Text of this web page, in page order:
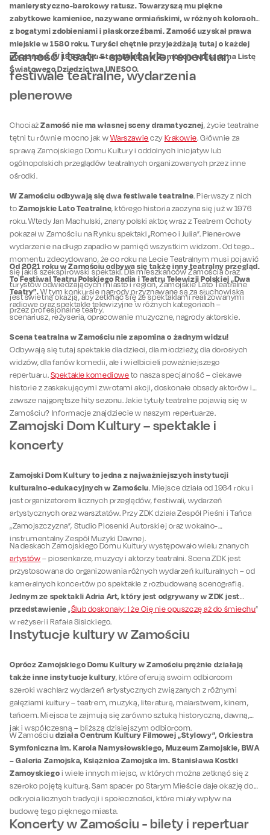
manierystyczno-barokowy ratusz. Towarzyszą mu piękne
zabytkowe kamienice, nazywane ormiańskimi, w różnych kolorach
z bogatymi zdobieniami i płaskorzeźbami. Zamość uzyskał prawa
miejskie w 1580 roku. Turyści chętnie przyjeżdżają tutaj o każdej
porze roku. W 1992 roku Stare Miasto w Zamościu wpisano na Listę
Światowego Dziedzictwa UNESCO.
Zamość i teatr – spektakle, repertuar,
festiwale teatralne, wydarzenia
plenerowe
ChociażZamość nie ma własnej sceny dramatycznej, życie teatralne
tętni tu równie mocno jak wWarszawie czy Krakowie. Głównie za
sprawą Zamojskiego Domu Kultury i oddolnych inicjatyw lub
ogólnopolskich przeglądów teatralnych organizowanych przez inne
ośrodki.
W Zamościu odbywają się dwa festiwale teatralne. Pierwszy z nich
to Zamojskie Lato Teatralne, którego historia zaczyna się już w 1976
roku. Wtedy Jan Machulski, znany polski aktor, wraz z Teatrem Ochoty
pokazał w Zamościu na Rynku spektakl „Romeo i Julia”. Plenerowe
wydarzenie na długo zapadło w pamięć wszystkim widzom. Od tego
momentu zdecydowano, że co roku na Lecie Teatralnym musi pojawić
się jakiś szekspirowski spektakl. Dla mieszkańców Zamościa oraz
turystów odwiedzających miasto i region, Zamojskie Lato Teatralne
jest świetną okazją, aby zetknąć się ze spektaklami realizowanymi
przez profesjonalne teatry.
Od 2021 roku w Zamościu odbywa się także inny teatralny przegląd.
To Festiwal Teatru Polskiego Radia i Teatru Telewizji Polskiej „Dwa
Teatry”.W tym konkursie nagrody przyznawane są za słuchowiska
radiowe oraz spektakle telewizyjne w różnych kategoriach –
scenariusz, reżyseria, opracowanie muzyczne, nagrody aktorskie.
Scena teatralna w Zamościu nie zapomina o żadnym widzu!
Odbywają się tutaj spektakle dla dzieci, dla młodzieży, dla dorosłych
widzów, dla fanów komedii, ale i wielbicieli poważniejszego
repertuaru. Spektakle komediowe to nasza specjalność – ciekawe
historie z zaskakującymi zwrotami akcji, doskonałe obsady aktorów i
zawsze najgorętsze hity sezonu. Jakie tytuły teatralne pojawią się w
Zamościu? Informacje znajdziecie w naszym repertuarze.
Zamojski Dom Kultury – spektakle i
koncerty
Zamojski Dom Kultury to jedna z najważniejszych instytucji
kulturalno-edukacyjnych w Zamościu. Miejsce działa od 1964 roku i
jest organizatorem licznych przeglądów, festiwali, wydarzeń
artystycznych oraz warsztatów. Przy ZDK działa Zespół Pieśni i Tańca
„Zamojszczyzna”, Studio Piosenki Autorskiej oraz wokalno-
instrumentalny Zespół Muzyki Dawnej.
Na deskach Zamojskiego Domu Kultury występowało wielu znanych
artystów – piosenkarze, muzycy i aktorzy teatralni. Scena ZDK jest
przystosowana do organizowania różnych wydarzeń kulturalnych – od
kameralnych koncertów po spektakle z rozbudowaną scenografią.
Jednym ze spektakli Adria Art, który jest odgrywany w ZDK jest
przedstawienie „Ślub doskonały: I że Cię nie opuszczę aż do śmiechu”
w reżyserii Rafała Sisickiego.
Instytucje kultury w Zamościu
Oprócz Zamojskiego Domu Kultury w Zamościu prężnie działają
także inne instytucje kultury, które oferują swoim odbiorcom
szeroki wachlarz wydarzeń artystycznych związanych z różnymi
gałęziami kultury – teatrem, muzyką, literaturą, malarstwem, kinem,
tańcem. Miejsca te zajmują się zarówno sztuką historyczną, dawną,
jak i współczesną – bliższą dzisiejszym odbiorcom.
W Zamościudziała Centrum Kultury Filmowej „Stylowy”, Orkiestra
Symfoniczna im. Karola Namysłowskiego, Muzeum Zamojskie, BWA
– Galeria Zamojska, Książnica Zamojska im. Stanisława Kostki
Zamoyskiego i wiele innych miejsc, w których można zetknąć się z
szeroko pojętą kulturą. Sam spacer po Starym Mieście daje okazję do
odkrycia licznych tradycji i społeczności, które miały wpływ na
budowę tego pięknego miasta.
Koncerty w Zamościu - bilety i repertuar